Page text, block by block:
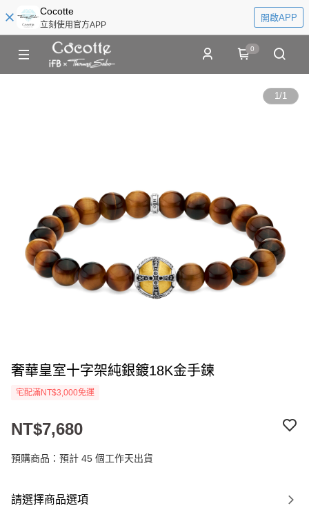
Cocotte
立刻使用官方APP
開啟APP
0
1/1
奢華皇室十字架純銀鍍18K金手鍊
宅配滿NT$3,000免運
NT$7,680
預購商品：預計 45 個工作天出貨
請選擇商品選項